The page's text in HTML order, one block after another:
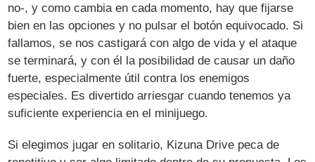
no-, y como cambia en cada momento, hay que fijarse
bien en las opciones y no pulsar el botón equivocado. Si
fallamos, se nos castigará con algo de vida y el ataque
se terminará, y con él la posibilidad de causar un daño
fuerte, especialmente útil contra los enemigos
especiales. Es divertido arriesgar cuando tenemos ya
suficiente experiencia en el minijuego.
Si elegimos jugar en solitario, Kizuna Drive peca de